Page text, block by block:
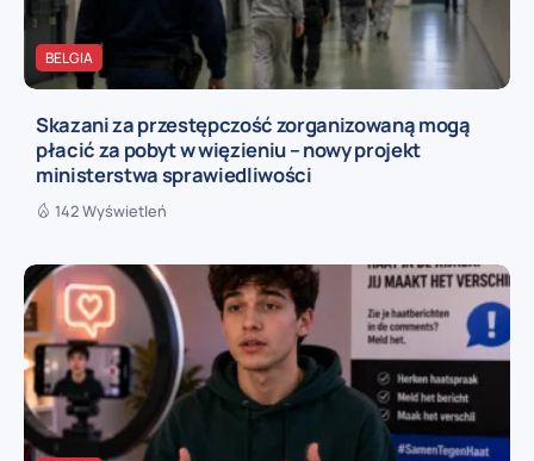
BELGIA
Skazani za przestępczość zorganizowaną mogą
płacić za pobyt w więzieniu – nowy projekt
ministerstwa sprawiedliwości
142 Wyświetleń